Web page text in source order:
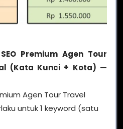
Premium Agen Tour
(Kata Kunci + Kota) —
Agen Tour Travel
untuk 1 keyword (satu